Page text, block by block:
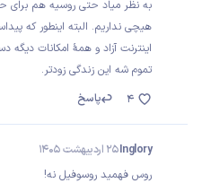
به نظر میاد حتی روسیه هم برای
هیچی نداریم. البته اینطور که
اینترنت آزاد و همهٔ امکانات
تموم شه این زندگی زودتر.
پاسخ
4
Inglory25 اردیبهشت 1405
روس فهمید روسوفیل نه!